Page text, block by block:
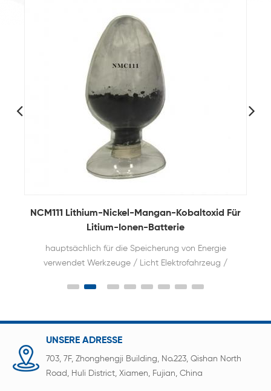
NCM111 Lithium-Nickel-Mangan-Kobaltoxid Für
Litium-Ionen-Batterie
hauptsächlich für die Speicherung von Energie
verwendet Werkzeuge / Licht Elektrofahrzeug /
UNSERE ADRESSE
703, 7F, Zhonghengji Building, No.223, Qishan North
Road, Huli District, Xiamen, Fujian, China